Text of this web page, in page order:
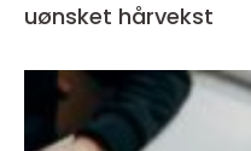
uønsket hårvekst